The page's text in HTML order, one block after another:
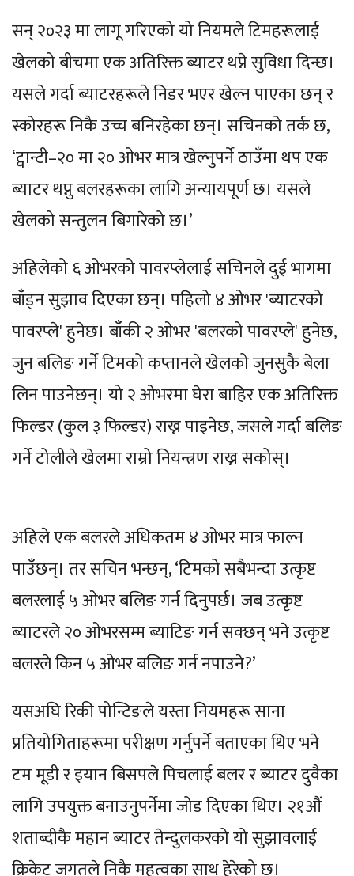
सन् २०२३ मा लागू गरिएको यो नियमले टिमहरूलाई
खेलको बीचमा एक अतिरिक्त ब्याटर थप्ने सुविधा दिन्छ।
यसले गर्दा ब्याटरहरूले निडर भएर खेल्न पाएका छन् र
स्कोरहरू निकै उच्च बनिरहेका छन्। सचिनको तर्क छ,
‘ट्वान्टी–२० मा २० ओभर मात्र खेल्नुपर्ने ठाउँमा थप एक
ब्याटर थप्नु बलरहरूका लागि अन्यायपूर्ण छ। यसले
खेलको सन्तुलन बिगारेको छ।’
अहिलेको ६ ओभरको पावरप्लेलाई सचिनले दुई भागमा
बाँड्न सुझाव दिएका छन्। पहिलो ४ ओभर 'ब्याटरको
पावरप्ले' हुनेछ। बाँकी २ ओभर 'बलरको पावरप्ले' हुनेछ,
जुन बलिङ गर्ने टिमको कप्तानले खेलको जुनसुकै बेला
लिन पाउनेछन्। यो २ ओभरमा घेरा बाहिर एक अतिरिक्त
फिल्डर (कुल ३ फिल्डर) राख्न पाइनेछ, जसले गर्दा बलिङ
गर्ने टोलीले खेलमा राम्रो नियन्त्रण राख्न सकोस्।
अहिले एक बलरले अधिकतम ४ ओभर मात्र फाल्न
पाउँछन्। तर सचिन भन्छन्, ‘टिमको सबैभन्दा उत्कृष्ट
बलरलाई ५ ओभर बलिङ गर्न दिनुपर्छ। जब उत्कृष्ट
ब्याटरले २० ओभरसम्म ब्याटिङ गर्न सक्छन् भने उत्कृष्ट
बलरले किन ५ ओभर बलिङ गर्न नपाउने?’
यसअघि रिकी पोन्टिङले यस्ता नियमहरू साना
प्रतियोगिताहरूमा परीक्षण गर्नुपर्ने बताएका थिए भने
टम मूडी र इयान बिसपले पिचलाई बलर र ब्याटर दुवैका
लागि उपयुक्त बनाउनुपर्नेमा जोड दिएका थिए। २१औं
शताब्दीकै महान ब्याटर तेन्दुलकरको यो सुझावलाई